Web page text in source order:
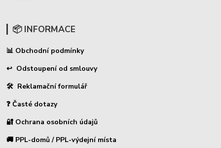
📦 INFORMACE
📊 Obchodní podmínky
↩ Odstoupení od smlouvy
🛠 Reklamační formulář
❓ Časté dotazy
🔐 Ochrana osobních údajů
🚚 PPL-domů / PPL-výdejní místa